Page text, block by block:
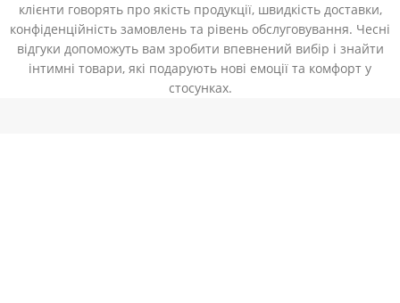
клієнти говорять про якість продукції, швидкість доставки,
конфіденційність замовлень та рівень обслуговування. Чесні
відгуки допоможуть вам зробити впевнений вибір і знайти
інтимні товари, які подарують нові емоції та комфорт у
стосунках.